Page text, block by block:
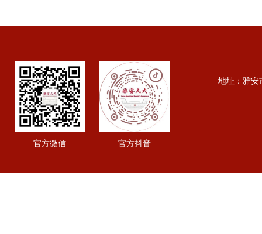
官方微信 官方抖音
地址：雅安